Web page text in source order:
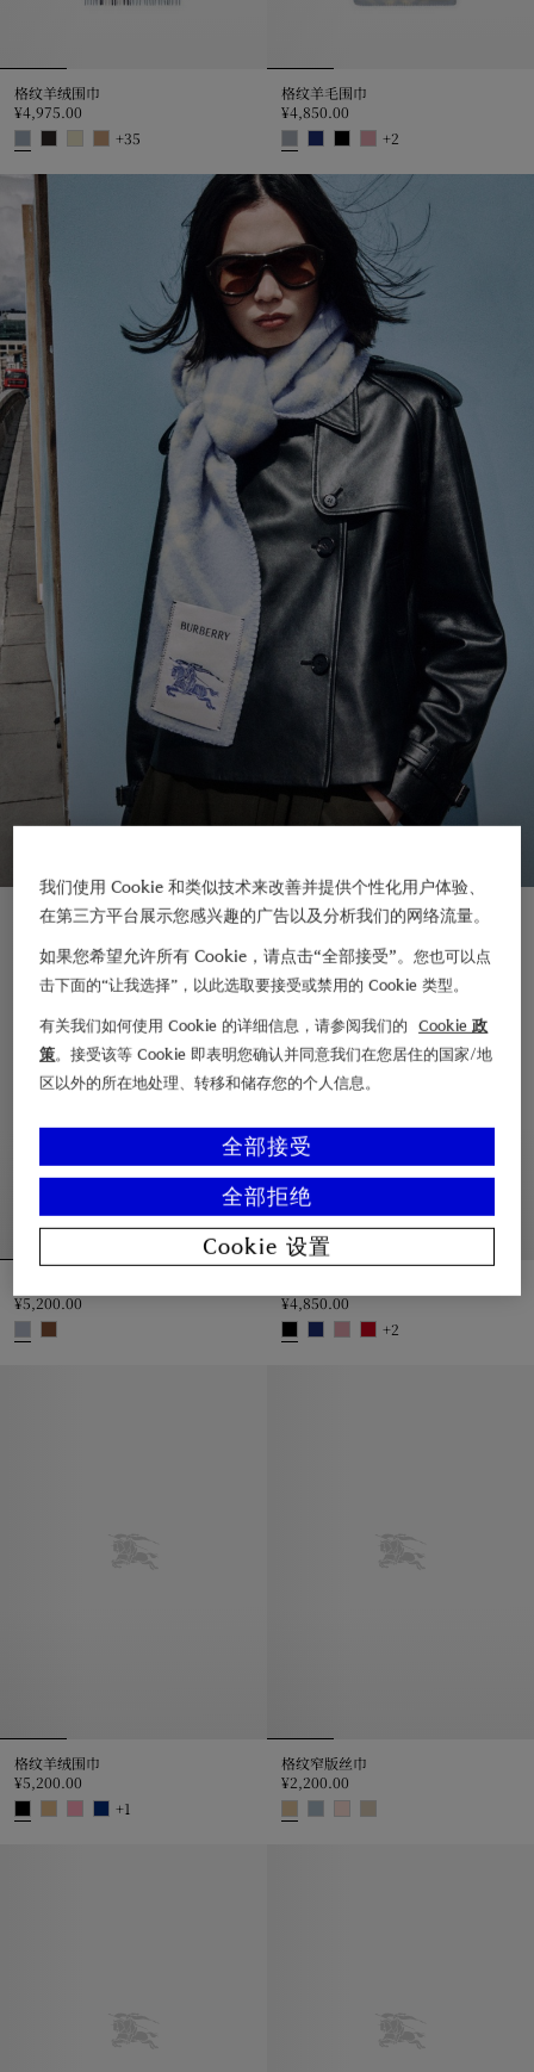
格纹羊绒围巾
¥4,975.00
+35
格纹羊毛围巾
¥4,850.00
+2
新品上架
¥5,200.00
¥4,850.00
+2
格纹羊绒围巾
¥5,200.00
+1
格纹窄版丝巾
¥2,200.00
我们使用 Cookie 和类似技术来改善并提供个性化用户体验、
在第三方平台展示您感兴趣的广告以及分析我们的网络流量。
如果您希望允许所有 Cookie，请点击“全部接受”。您也可以点
击下面的“让我选择”，以此选取要接受或禁用的 Cookie 类型。
有关我们如何使用 Cookie 的详细信息，请参阅我们的
Cookie 政
策。接受该等 Cookie 即表明您确认并同意我们在您居住的国家/地
区以外的所在地处理、转移和储存您的个人信息。
全部拒绝
全部接受
Cookie 设置